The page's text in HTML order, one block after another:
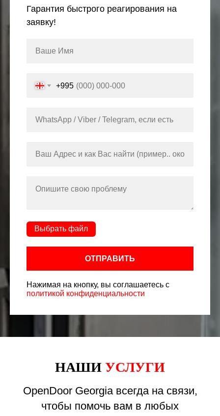
Гарантия быстрого реагирования на
заявку!
+995
Выбрать файл
ОТПРАВИТЬ
Нажимая на кнопку, вы соглашаетесь с
политикой конфиденциальности
НАШИ УСЛУГИ
OpenDoor Georgia всегда на связи,
чтобы помочь вам в любых